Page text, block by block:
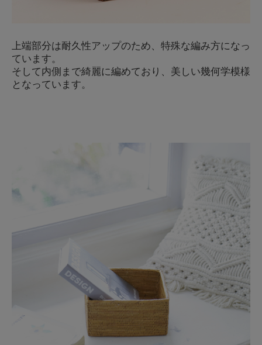
上端部分は耐久性アップのため、特殊な編み方になっ
ています。
そして内側まで綺麗に編めており、美しい幾何学模様
となっています。